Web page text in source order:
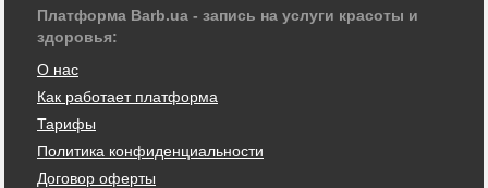
Платформа Barb.ua - запись на услуги красоты и
здоровья:
О нас
Как работает платформа
Тарифы
Политика конфиденциальности
Договор оферты